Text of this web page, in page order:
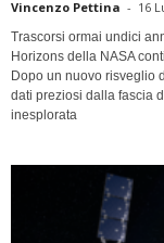
Vincenzo Pettina - 16
Trascorsi ormai undici
Horizons della NASA
Dopo un nuovo risveglio
dati preziosi dalla fascia
inesplorata